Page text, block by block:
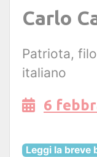
Carlo
Patriota,
italiano
6
Leggi la breve